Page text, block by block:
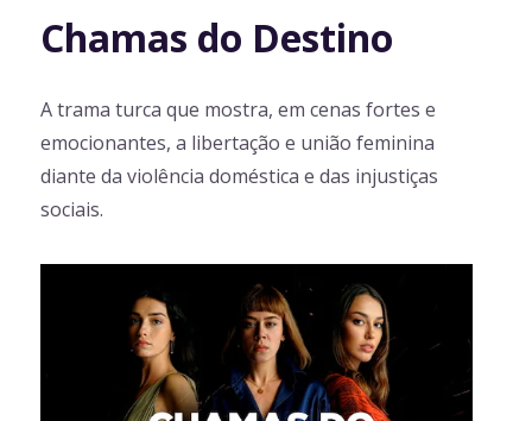
Chamas do Destino
A trama turca que mostra, em cenas fortes e
emocionantes, a libertação e união feminina
diante da violência doméstica e das injustiças
sociais.